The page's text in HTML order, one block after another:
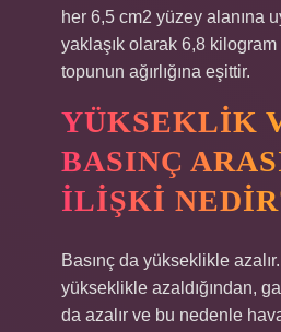
her 6,5 cm2 yüzey alanına
yaklaşık olarak 6,8
topunun ağırlığına eşittir.
YÜKSEKLIK
BASINÇ
ILIŞKI
Basınç da yükseklikle
yükseklikle azaldığından,
da azalır ve bu nedenle